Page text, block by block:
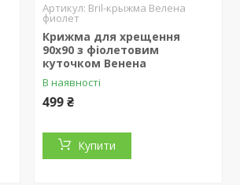
Bril-крыжма Велена
фиолет
Крижма для хрещення
90х90 з фіолетовим
куточком Венена
В наявності
499 ₴
Купити